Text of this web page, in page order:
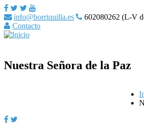
info@borriquilla.es
602080262 (L-V
Contacto
Nuestra Señora de la Paz